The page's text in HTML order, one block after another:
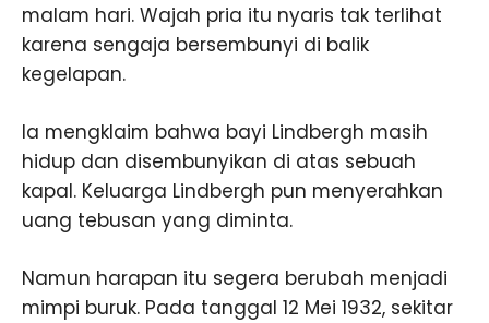
malam hari. Wajah pria itu nyaris tak terlihat
karena sengaja bersembunyi di balik
kegelapan.
Ia mengklaim bahwa bayi Lindbergh masih
hidup dan disembunyikan di atas sebuah
kapal. Keluarga Lindbergh pun menyerahkan
uang tebusan yang diminta.
Namun harapan itu segera berubah menjadi
mimpi buruk. Pada tanggal 12 Mei 1932, sekitar